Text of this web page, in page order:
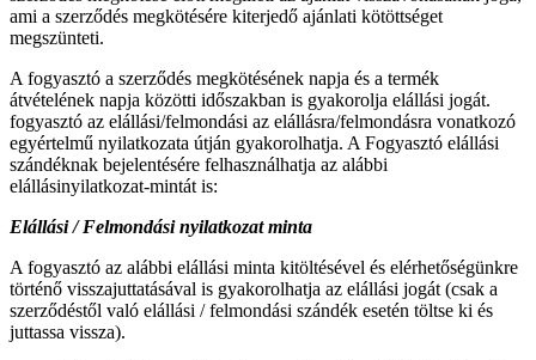
ami a szerződés megkötésére kiterjedő ajánlati kötöttséget
megszünteti.
A fogyasztó a szerződés megkötésének napja és a termék
átvételének napja közötti időszakban is gyakorolja elállási jogát.
fogyasztó az elállási/felmondási az elállásra/felmondásra vonatkozó
egyértelmű nyilatkozata útján gyakorolhatja. A Fogyasztó elállási
szándéknak bejelentésére felhasználhatja az alábbi
elállásinyilatkozat-mintát is:
Elállási / Felmondási nyilatkozat minta
A fogyasztó az alábbi elállási minta kitöltésével és elérhetőségünkre
történő visszajuttatásával is gyakorolhatja az elállási jogát (csak a
szerződéstől való elállási / felmondási szándék esetén töltse ki és
juttassa vissza).